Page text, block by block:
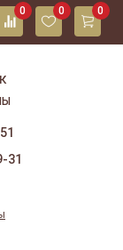
0 0 0
31